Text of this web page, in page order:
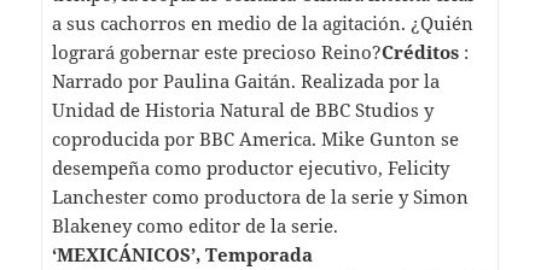
a sus cachorros en medio de la agitación. ¿Quién
logrará gobernar este precioso Reino?Créditos:
Narrado por Paulina Gaitán. Realizada por la
Unidad de Historia Natural de BBC Studios y
coproducida por BBC America. Mike Gunton se
desempeña como productor ejecutivo, Felicity
Lanchester como productora de la serie y Simon
Blakeney como editor de la serie.
‘MEXICÁNICOS’, Temporada